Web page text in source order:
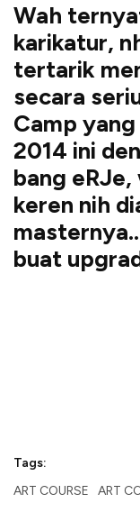
Wah
karikatur,
tertarik
secara
Camp yang
2014 ini
bang
keren nih
buat
Tags:
ART COURSE
ART